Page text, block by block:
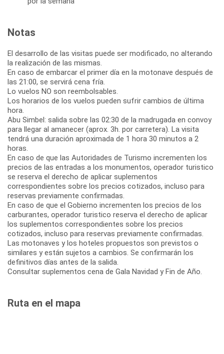
Notas
El desarrollo de las visitas puede ser modificado, no alterando
la realización de las mismas.
En caso de embarcar el primer día en la motonave después de
las 21:00, se servirá cena fría.
Lo vuelos NO son reembolsables.
Los horarios de los vuelos pueden sufrir cambios de última
hora.
Abu Simbel: salida sobre las 02:30 de la madrugada en convoy
para llegar al amanecer (aprox. 3h. por carretera). La visita
tendrá una duración aproximada de 1 hora 30 minutos a 2
horas.
En caso de que las Autoridades de Turismo incrementen los
precios de las entradas a los monumentos, operador turistico
se reserva el derecho de aplicar suplementos
correspondientes sobre los precios cotizados, incluso para
reservas previamente confirmadas.
En caso de que el Gobierno incrementen los precios de los
carburantes, operador turistico reserva el derecho de aplicar
los suplementos correspondientes sobre los precios
cotizados, incluso para reservas previamente confirmadas.
Las motonaves y los hoteles propuestos son previstos o
similares y están sujetos a cambios. Se confirmarán los
definitivos días antes de la salida.
Consultar suplementos cena de Gala Navidad y Fin de Año.
Ruta en el mapa